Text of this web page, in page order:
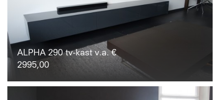
ALPHA 290 tv-kast v.a. €
2995,00